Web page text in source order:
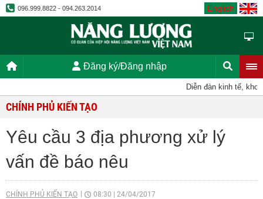
096.999.8822 - 094.263.2014 English
Đăng ký/Đăng nhập
Diễn đàn kinh tế,
CHÍNH PHỦ KIẾN TẠO
Yêu cầu 3 địa phương xử lý
vấn đề báo nêu
CHÍNH PHỦ KIẾN TẠO 08:30 24/04/2017